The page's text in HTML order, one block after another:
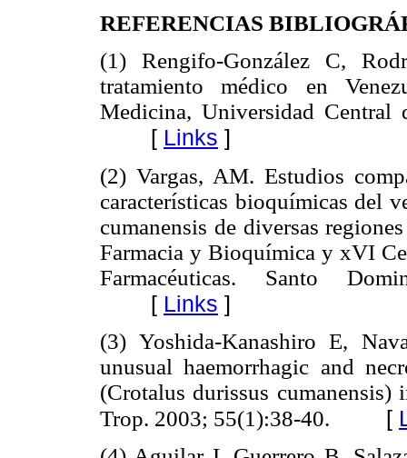
REFERENCIAS
(1) Rengifo-González C,
tratamiento médico en
Medicina, Universidad Central
[ Links ]
(2) Vargas, AM. Estudios
características bioquímicas del
cumanensis de diversas
Farmacia y Bioquímica y xVI
Farmacéuticas. Santo
[ Links ]
(3) Yoshida-Kanashiro E,
unusual haemorrhagic and
(Crotalus durissus cumanensis)
Trop. 2003; 55(1):38-40.
[